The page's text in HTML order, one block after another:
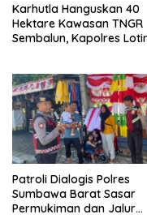
Karhutla Hanguskan 40
Hektare Kawasan TNGR
Sembalun, Kapolres
Patroli Dialogis Polres
Sumbawa Barat Sasar
Permukiman dan Jalur